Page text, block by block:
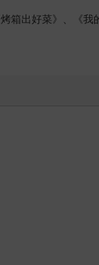
箱出好菜》、《我